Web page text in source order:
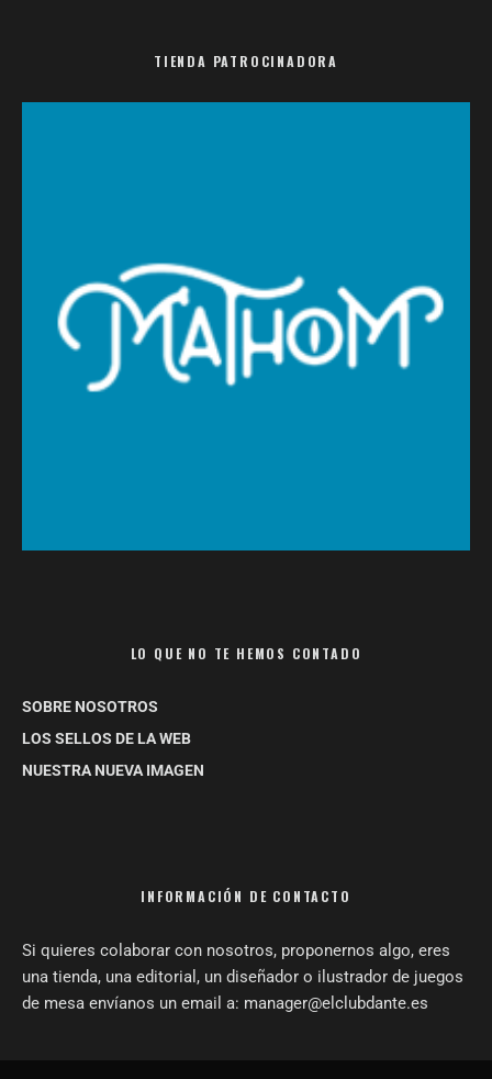
TIENDA PATROCINADORA
LO QUE NO TE HEMOS CONTADO
SOBRE NOSOTROS
LOS SELLOS DE LA WEB
NUESTRA NUEVA IMAGEN
INFORMACIÓN DE CONTACTO
Si quieres colaborar con nosotros, proponernos algo, eres
una tienda, una editorial, un diseñador o ilustrador de juegos
de mesa envíanos un email a: manager@elclubdante.es